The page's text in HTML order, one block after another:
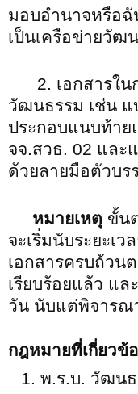
มอบอำนาจหรือฉั
เป็นเครือข่ายวัฒ
2. เอกสารในก
วัฒนธรรม เช่น แ
ประกอบแนบท้าย
จจ.สวธ. 02 และ
ด้วยลายมือตัวบร
หมายเหตุ ขั้น
จะเริ่มนับระยะเ
เอกสารครบถ้วน
เรียบร้อยแล้ว แ
วัน นับแต่พิจารณ
กฎหมายที่เกี่ยวข้
พ.ร.บ. วัฒน